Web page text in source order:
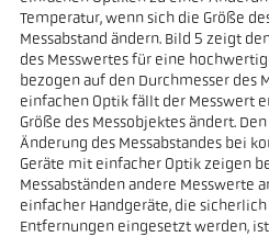
Temperatur, wenn sich die Größe
Messabstand ändern. Bild 5 zeigt
des Messwertes für eine
bezogen auf den Durchmesser des
einfachen Optik fällt der Messwert
Größe des Messobjektes ändert.
Änderung des Messabstandes bei
Geräte mit einfacher Optik zeigen
Messabständen andere Messwerte
einfacher Handgeräte, die
Entfernungen eingesetzt werden,